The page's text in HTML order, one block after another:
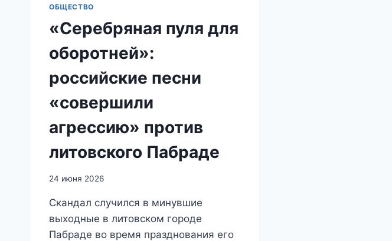
ОБЩЕСТВО
«Серебряная пуля для
оборотней»:
российские песни
«совершили
агрессию» против
литовского Пабраде
24 июня 2026
Скандал случился в минувшие
выходные в литовском городе
Пабраде во время празднования его